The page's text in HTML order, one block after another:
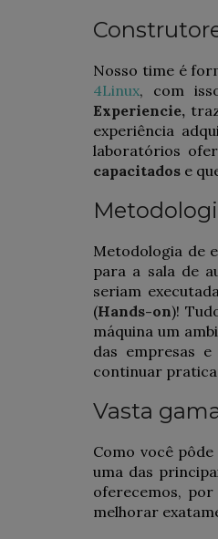
Nosso time é
4Linux, com
Experiencie,
experiência
laboratórios
capacitados e
Metodologia de
para a sala de
seriam
(Hands-on)!
máquina um
das empresas
continuar
Vasta
Como você
uma das
oferecemos,
melhorar